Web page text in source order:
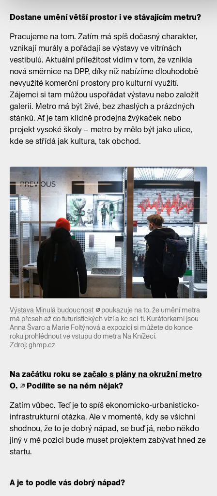
Dostane umění větší prostor i ve stávajícím metru?
Pracujeme na tom. Zatím má spíš dočasný charakter,
vznikají murály a pořádají se výstavy ve vitrínách
vestibulů. Aktuální příležitost vidím v tom, že vznikla
nová směrnice na DPP, díky níž nabízíme dlouhodobě
nevyužité komerční prostory pro kulturní využití.
Zájemci si tam můžou uspořádat výstavu nebo založit
galerii. Metro má být živé, bez zhaslých a prázdných
stánků. Ať je tam klidně prodejna žvýkaček nebo
projekt vysoké školy – metro by mělo být jako ulice,
kde se střídá jak kultura, tak obchod.
Výstava Minulá budoucnost
poukazuje na to, že umění metra
má přesah až do futuristických vizí a ke sci-fi. Kurátorkami jsou
Anna Švarc a Marie Foltýnová a expozici si můžete do konce
roku prohlédnout ve vstupu do metra Na Knížecí.
Zdroj: ghmp.cz
Na začátku roku se začalo s plány na okružní metro
O.
Podílíte se na něm nějak?
Zatím vůbec. Teď je to spíš ekonomicko-urbanisticko-
infrastrukturní otázka. Ale v momentě, kdy se všichni
shodnou, že to je dobrý nápad, se buď já, nebo někdo
jiný v mé pozici bude muset projektem zabývat hned ze
startu.
A je to podle vás dobrý nápad?